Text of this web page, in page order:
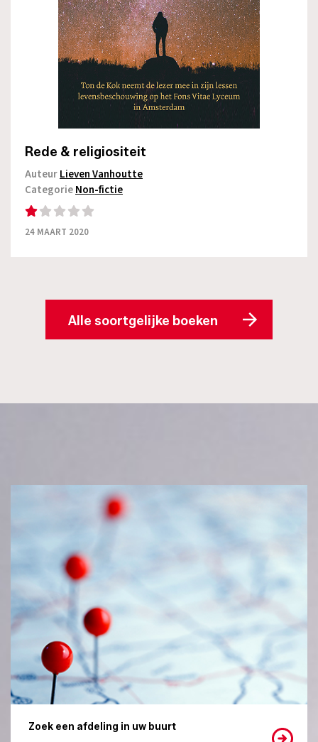
Rede & religiositeit
AuteurLieven Vanhoutte
CategorieNon-fictie
24 MAART 2020
Alle soortgelijke boeken
Zoek een afdeling in uw buurt